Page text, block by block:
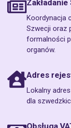
Zakładanie
Koordynacja
Szwecji oraz
formalności
organów.
Adres
Lokalny
dla
Obsługa